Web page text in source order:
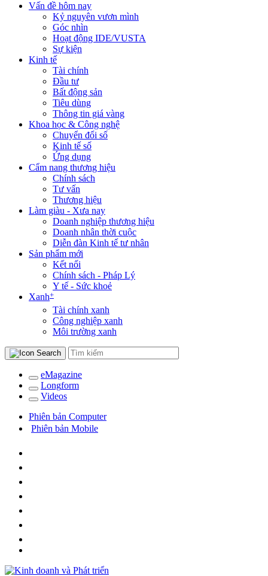
Vấn đề hôm nay
Kỷ nguyên vươn mình
Góc nhìn
Hoạt động IDE/VUSTA
Sự kiện
Kinh tế
Tài chính
Đầu tư
Bất động sản
Tiêu dùng
Thông tin giá vàng
Khoa học & Công nghệ
Chuyển đổi số
Kinh tế số
Ứng dụng
Cẩm nang thương hiệu
Chính sách
Tư vấn
Thương hiệu
Làm giàu - Xưa nay
Doanh nghiệp thương hiệu
Doanh nhân thời cuộc
Diễn đàn Kinh tế tư nhân
Sản phẩm mới
Kết nối
Chính sách - Pháp Lý
Y tế - Sức khoẻ
Xanh+
Tài chính xanh
Công nghiệp xanh
Môi trường xanh
eMagazine
Longform
Videos
Phiên bản Computer
Phiên bản Mobile